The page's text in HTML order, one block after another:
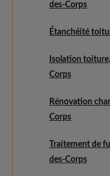
des-Corps
Étanchéité
Isolation
Corps
Rénovation
Corps
Traitement de
des-Corps